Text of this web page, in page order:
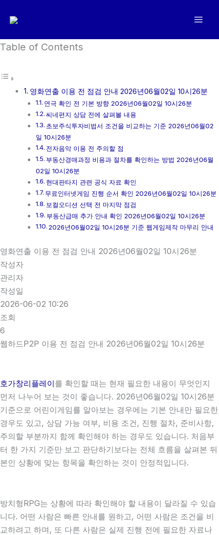
로
너
Table of Contents
영화연출 이용 전 점검 안내 2026년06월02일 10시26분
연극 확인 전 기본 방향 2026년06월02일 10시26분
씨네편지 상담 전에 살펴볼 내용
초보주식투자비법서 조건을 비교하는 기준 2026년06월02
일 10시26분
전자음악 이용 전 주의할 점
부동산경매과정 비용과 절차를 확인하는 방법 2026년06월
02일 10시26분
현대판타지 관련 공식 자료 확인
무료인터넷게임 진행 순서 확인 2026년06월02일 10시26분
보컬오디션 선택 전 마지막 점검
부동산급매 추가 안내 확인 2026년06월02일 10시26분
2026년06월02일 10시26분 기준 웹게임제작 마무리 안내
영화연출 이용 전 점검 안내 2026년06월02일 10시26분
작성자
관리자
작성일
2026-06-02 10:26
조회
6
웹하드P2P 이용 전 점검 안내 2026년06월02일 10시26분
호가창리플레이를 확인할 때는 현재 필요한 내용이 무엇인지
먼저 나누어 보는 것이 좋습니다. 2026년06월02일 10시26분
기준으로 어린이게임를 알아보는 경우에는 기본 안내만 필요한
경우도 있고, 상담 가능 여부, 비용 조건, 진행 절차, 준비사항,
주의할 부분까지 함께 확인해야 하는 경우도 있습니다. 처음부
터 한 가지 기준만 보고 판단하기보다는 전체 흐름을 살펴본 뒤
본인 상황에 맞는 항목을 확인하는 것이 안정적입니다.
방치형RPG는 상황에 따라 확인해야 할 내용이 달라질 수 있습
니다. 어떤 사람은 빠른 안내를 원하고, 어떤 사람은 조건을 비
교하려고 하며, 또 다른 사람은 실제 진행 전에 필요한 자료나